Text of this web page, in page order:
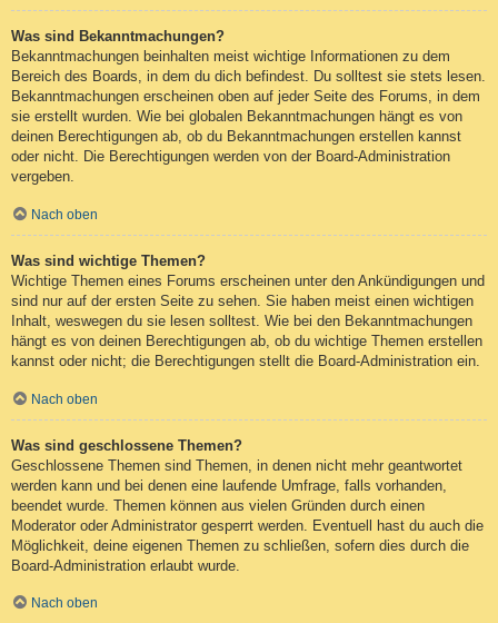
Was sind Bekanntmachungen?
Bekanntmachungen beinhalten meist wichtige Informationen zu dem
Bereich des Boards, in dem du dich befindest. Du solltest sie stets lesen.
Bekanntmachungen erscheinen oben auf jeder Seite des Forums, in dem
sie erstellt wurden. Wie bei globalen Bekanntmachungen hängt es von
deinen Berechtigungen ab, ob du Bekanntmachungen erstellen kannst
oder nicht. Die Berechtigungen werden von der Board-Administration
vergeben.
Nach oben
Was sind wichtige Themen?
Wichtige Themen eines Forums erscheinen unter den Ankündigungen und
sind nur auf der ersten Seite zu sehen. Sie haben meist einen wichtigen
Inhalt, weswegen du sie lesen solltest. Wie bei den Bekanntmachungen
hängt es von deinen Berechtigungen ab, ob du wichtige Themen erstellen
kannst oder nicht; die Berechtigungen stellt die Board-Administration ein.
Nach oben
Was sind geschlossene Themen?
Geschlossene Themen sind Themen, in denen nicht mehr geantwortet
werden kann und bei denen eine laufende Umfrage, falls vorhanden,
beendet wurde. Themen können aus vielen Gründen durch einen
Moderator oder Administrator gesperrt werden. Eventuell hast du auch die
Möglichkeit, deine eigenen Themen zu schließen, sofern dies durch die
Board-Administration erlaubt wurde.
Nach oben